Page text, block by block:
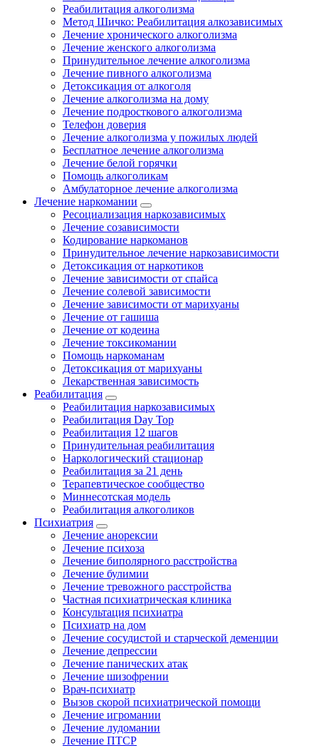
Реабилитация алкоголизма
Метод Шичко: Реабилитация алкозависимых
Лечение хронического алкоголизма
Лечение женского алкоголизма
Принудительное лечение алкоголизма
Лечение пивного алкоголизма
Детоксикация от алкоголя
Лечение алкоголизма на дому
Лечение подросткового алкоголизма
Телефон доверия
Лечение алкоголизма у пожилых людей
Бесплатное лечение алкоголизма
Лечение белой горячки
Помощь алкоголикам
Амбулаторное лечение алкоголизма
Лечение наркомании
Ресоциализация наркозависимых
Лечение созависимости
Кодирование наркоманов
Принудительное лечение наркозависимости
Детоксикация от наркотиков
Лечение зависимости от спайса
Лечение солевой зависимости
Лечение зависимости от марихуаны
Лечение от гашиша
Лечение от кодеина
Лечение токсикомании
Помощь наркоманам
Детоксикация от марихуаны
Лекарственная зависимость
Реабилитация
Реабилитация наркозависимых
Реабилитация Day Top
Реабилитация 12 шагов
Принудительная реабилитация
Наркологический стационар
Реабилитация за 21 день
Терапевтическое сообщество
Миннесотская модель
Реабилитация алкоголиков
Психиатрия
Лечение анорексии
Лечение психоза
Лечение биполярного расстройства
Лечение булимии
Лечение тревожного расстройства
Частная психиатрическая клиника
Консультация психиатра
Психиатр на дом
Лечение сосудистой и старческой деменции
Лечение депрессии
Лечение панических атак
Лечение шизофрении
Врач-психиатр
Вызов скорой психиатрической помощи
Лечение игромании
Лечение лудомании
Лечение ПТСР